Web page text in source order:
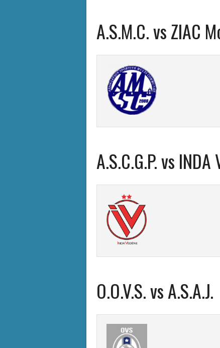
A.S.M.C. vs ZIAC
A.S.C.G.P. vs INDA
O.O.V.S. vs A.S.A.J.